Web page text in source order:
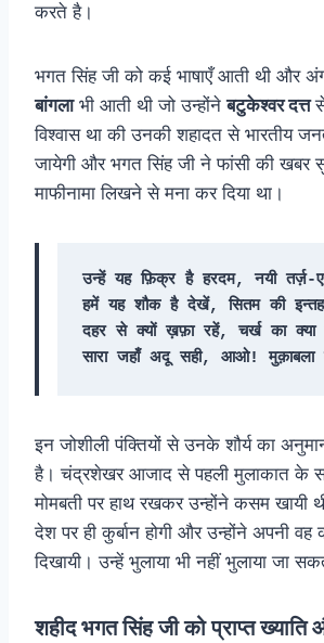
करते है।
भगत सिंह जी को कई भाषाएँ आती थी और
बांगलाभी आती थी जो उन्होंनेबटुकेश्वर दत्तसे
विश्वास था की उनकी शहादत से भारतीय
जायेगी और भगत सिंह जी ने फांसी की खबर
माफीनामा लिखने से मना कर दिया था।
उन्हें यह फ़िक्र है हरदम, नयी तर्ज़-
हमें यह शौक है देखें, सितम की
दहर से क्यों ख़फ़ा रहें, चर्ख का क्या
सारा जहाँ अदू सही, आओ! मुक़ाबला
इन जोशीली पंक्तियों से उनके शौर्य का
है। चंद्रशेखर आजाद से पहली मुलाकात के
मोमबती पर हाथ रखकर उन्होंने कसम खायी
देश पर ही कुर्बान होगी और उन्होंने अपनी
दिखायी। उन्हें भुलाया भी नहीं भुलाया जा
शहीद भगत सिंह जी को प्राप्त ख्याति